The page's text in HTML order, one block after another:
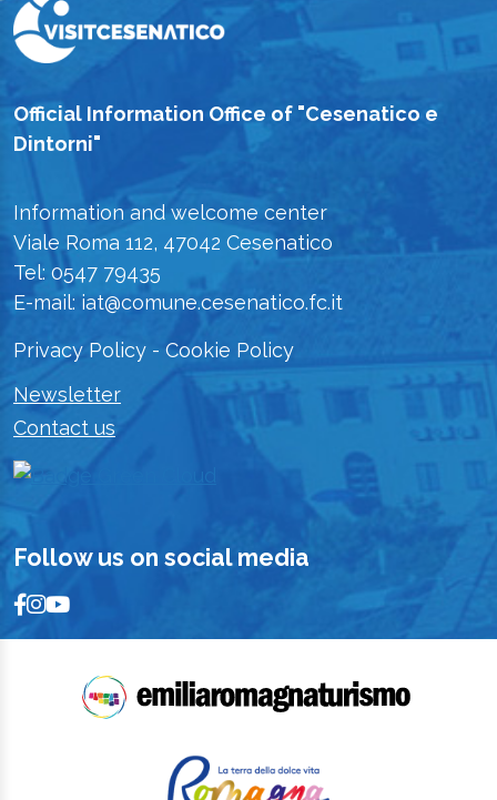
Official Information Office of "Cesenatico e
Dintorni"
Information and welcome center
Viale Roma 112, 47042 Cesenatico
Tel: 0547 79435
E-mail: iat@comune.cesenatico.fc.it
Privacy Policy - Cookie Policy
Newsletter
Contact us
Follow us on social media